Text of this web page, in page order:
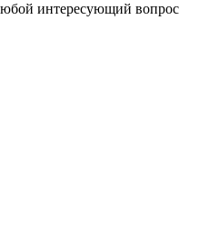
интересующий вопрос